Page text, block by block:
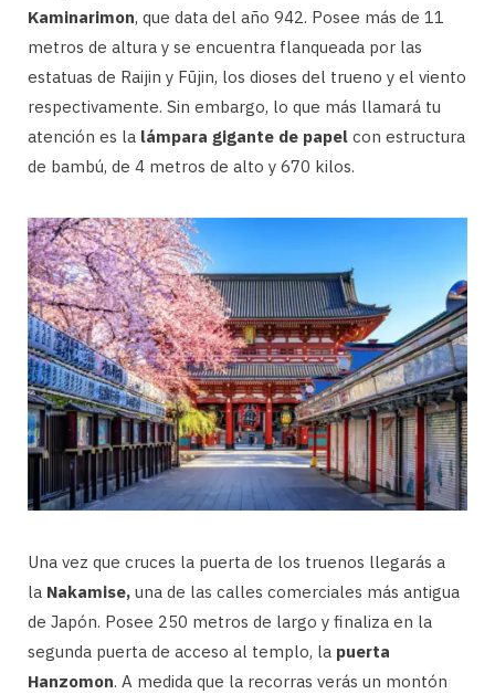
Kaminarimon, que data del año 942. Posee más de 11
metros de altura y se encuentra flanqueada por las
estatuas de Raijin y Fūjin, los dioses del trueno y el viento
respectivamente. Sin embargo, lo que más llamará tu
atención es la lámpara gigante de papel con estructura
de bambú, de 4 metros de alto y 670 kilos.
Una vez que cruces la puerta de los truenos llegarás a
la Nakamise, una de las calles comerciales más antigua
de Japón. Posee 250 metros de largo y finaliza en la
segunda puerta de acceso al templo, la puerta
Hanzomon. A medida que la recorras verás un montón